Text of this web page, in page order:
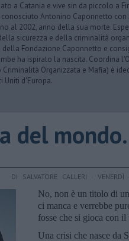
a Catania e vive sin da piccolo a
Antonino Caponnetto con
al 2002, anno della sua morte.
sicurezza e della criminalità
Fondazione Caponnetto e
ha ispirato la nascita. Coordina
Criminalità Organizzata e Mafia) è
Uniti d'Europa.
del mondo.
DI SALVATORE CALLERI - VENERDÌ
No, non è un titolo di
ci manca e verrebbe
fosse che si gioca con
Una crisi che nasce da